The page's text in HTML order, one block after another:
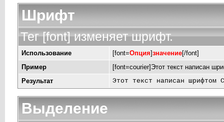
Шрифт
Тег [font] изменяет шрифт.
Использование [font=Опция]значение[/font]
Пример
[font=courier]Этот текст написан
Результат
Этот текст написан шрифтом
Выделение